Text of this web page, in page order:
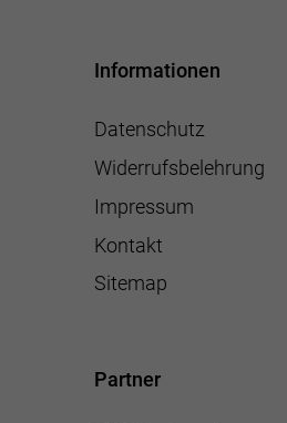
Informationen
Datenschutz
Widerrufsbelehrung
Impressum
Kontakt
Sitemap
Partner